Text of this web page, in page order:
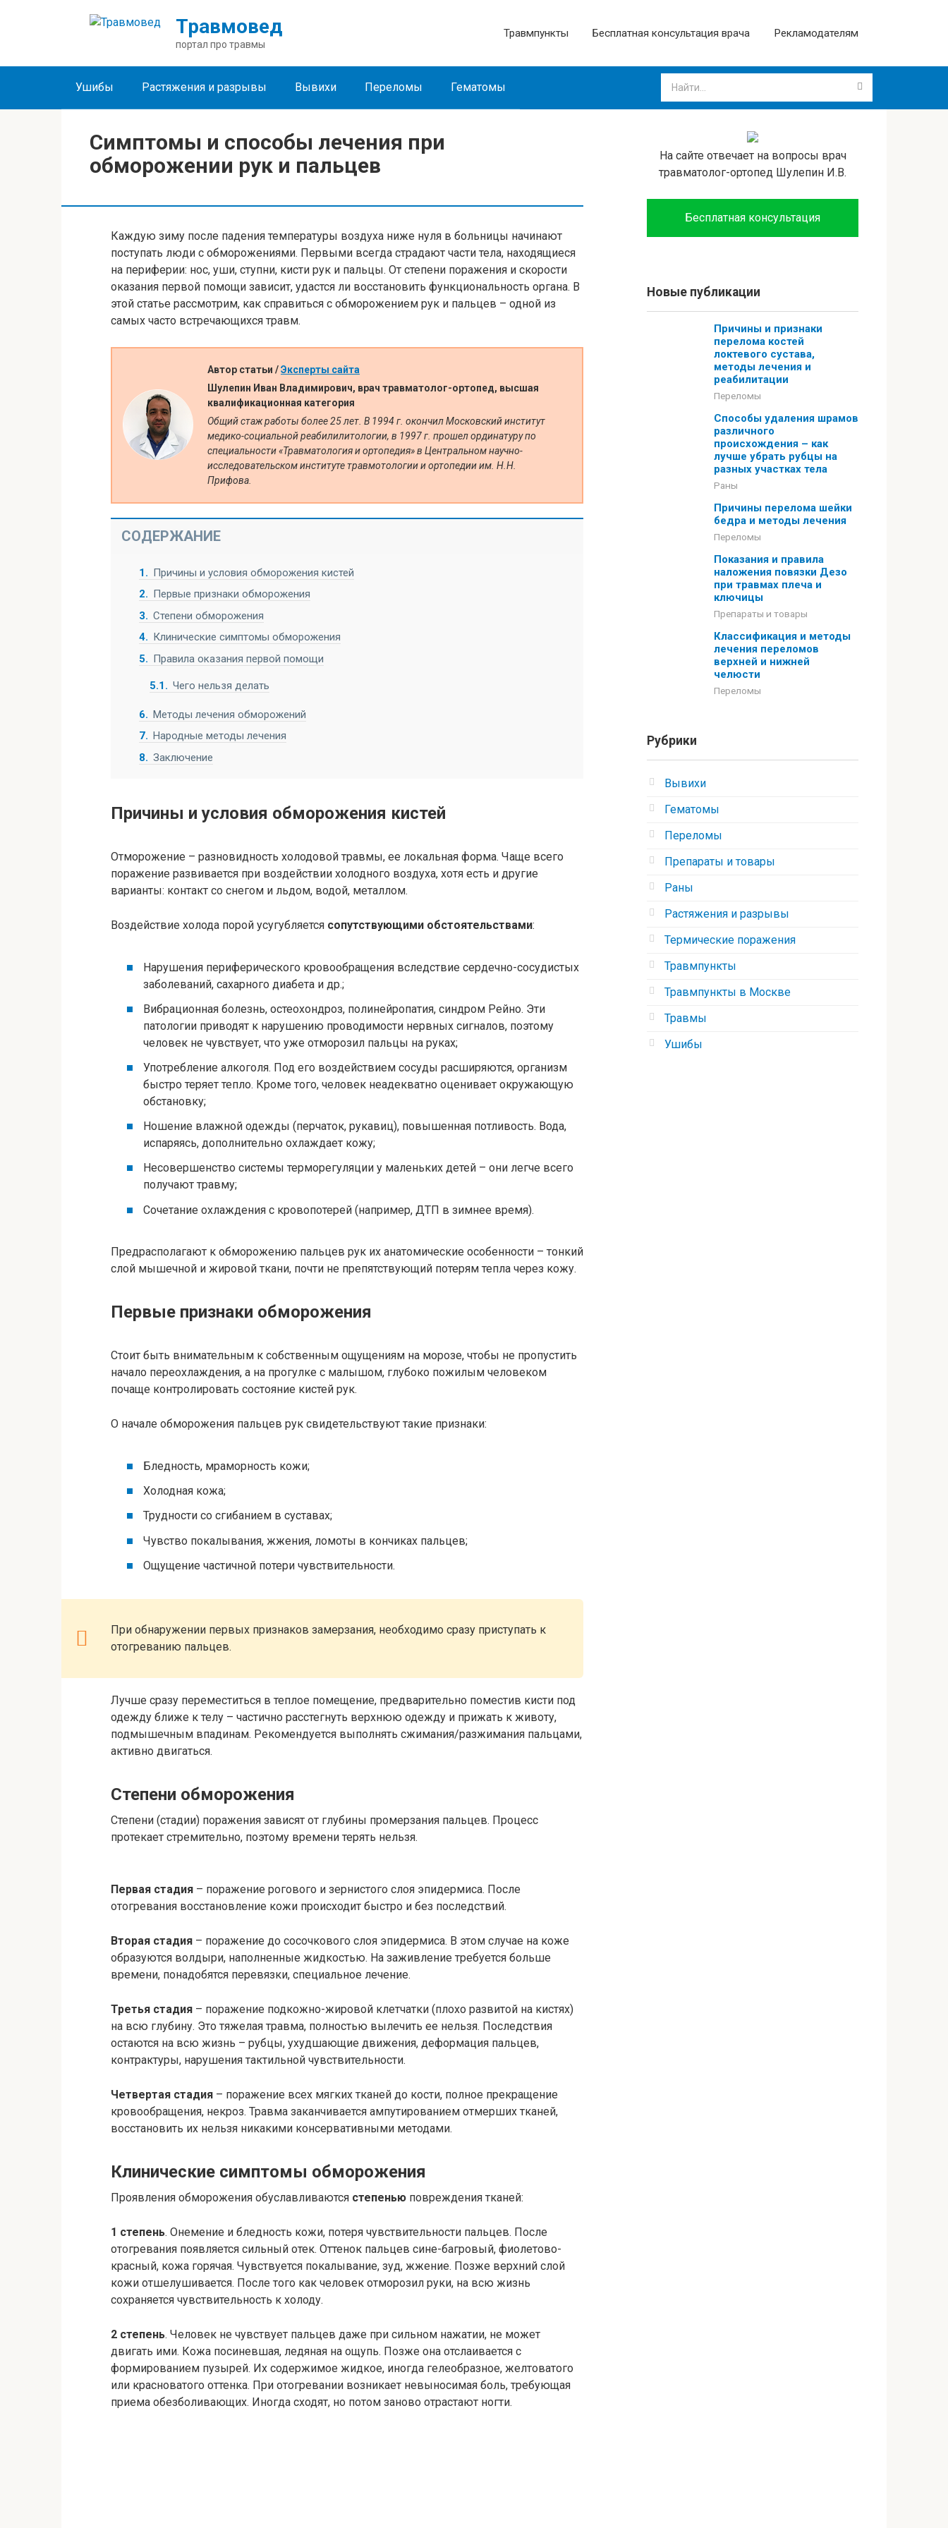
Травмовед
портал про травмы
Травмпункты Бесплатная консультация врача Рекламодателям
Ушибы Растяжения и разрывы Вывихи Переломы Гематомы
Симптомы и способы лечения при
обморожении рук и пальцев
Каждую зиму после падения температуры воздуха ниже нуля в больницы начинают
поступать люди с обморожениями. Первыми всегда страдают части тела, находящиеся
на периферии: нос, уши, ступни, кисти рук и пальцы. От степени поражения и скорости
оказания первой помощи зависит, удастся ли восстановить функциональность органа. В
этой статье рассмотрим, как справиться с обморожением рук и пальцев – одной из
самых часто встречающихся травм.
Автор статьи /Эксперты сайта
Шулепин Иван Владимирович, врач травматолог-ортопед, высшая
квалификационная категория
Общий стаж работы более 25 лет. В 1994 г. окончил Московский институт
медико-социальной реабилилитологии, в 1997 г. прошел ординатуру по
специальности «Травматология и ортопедия» в Центральном научно-
исследовательском институте травмотологии и ортопедии им. Н.Н.
Прифова.
СОДЕРЖАНИЕ
1
Причины и условия обморожения кистей
2
Первые признаки обморожения
3
Степени обморожения
4
Клинические симптомы обморожения
5
Правила оказания первой помощи
5.1 Чего нельзя делать
6
Методы лечения обморожений
7
Народные методы лечения
8
Заключение
Причины и условия обморожения кистей
Отморожение – разновидность холодовой травмы, ее локальная форма. Чаще всего
поражение развивается при воздействии холодного воздуха, хотя есть и другие
варианты: контакт со снегом и льдом, водой, металлом.
Воздействие холода порой усугубляется сопутствующими обстоятельствами:
Нарушения периферического кровообращения вследствие сердечно-сосудистых
заболеваний, сахарного диабета и др.;
Вибрационная болезнь, остеохондроз, полинейропатия, синдром Рейно. Эти
патологии приводят к нарушению проводимости нервных сигналов, поэтому
человек не чувствует, что уже отморозил пальцы на руках;
Употребление алкоголя. Под его воздействием сосуды расширяются, организм
быстро теряет тепло. Кроме того, человек неадекватно оценивает окружающую
обстановку;
Ношение влажной одежды (перчаток, рукавиц), повышенная потливость. Вода,
испаряясь, дополнительно охлаждает кожу;
Несовершенство системы терморегуляции у маленьких детей – они легче всего
получают травму;
Сочетание охлаждения с кровопотерей (например, ДТП в зимнее время).
Предрасполагают к обморожению пальцев рук их анатомические особенности – тонкий
слой мышечной и жировой ткани, почти не препятствующий потерям тепла через кожу.
Первые признаки обморожения
Стоит быть внимательным к собственным ощущениям на морозе, чтобы не пропустить
начало переохлаждения, а на прогулке с малышом, глубоко пожилым человеком
почаще контролировать состояние кистей рук.
О начале обморожения пальцев рук свидетельствуют такие признаки:
Бледность, мраморность кожи;
Холодная кожа;
Трудности со сгибанием в суставах;
Чувство покалывания, жжения, ломоты в кончиках пальцев;
Ощущение частичной потери чувствительности.
При обнаружении первых признаков замерзания, необходимо сразу приступать к
отогреванию пальцев.
Лучше сразу переместиться в теплое помещение, предварительно поместив кисти под
одежду ближе к телу – частично расстегнуть верхнюю одежду и прижать к животу,
подмышечным впадинам. Рекомендуется выполнять сжимания/разжимания пальцами,
активно двигаться.
Степени обморожения
Степени (стадии) поражения зависят от глубины промерзания пальцев. Процесс
протекает стремительно, поэтому времени терять нельзя.
Первая стадия – поражение рогового и зернистого слоя эпидермиса. После
отогревания восстановление кожи происходит быстро и без последствий.
Вторая стадия – поражение до сосочкового слоя эпидермиса. В этом случае на коже
образуются волдыри, наполненные жидкостью. На заживление требуется больше
времени, понадобятся перевязки, специальное лечение.
Третья стадия – поражение подкожно-жировой клетчатки (плохо развитой на кистях)
на всю глубину. Это тяжелая травма, полностью вылечить ее нельзя. Последствия
остаются на всю жизнь – рубцы, ухудшающие движения, деформация пальцев,
контрактуры, нарушения тактильной чувствительности.
Четвертая стадия – поражение всех мягких тканей до кости, полное прекращение
кровообращения, некроз. Травма заканчивается ампутированием отмерших тканей,
восстановить их нельзя никакими консервативными методами.
Клинические симптомы обморожения
Проявления обморожения обуславливаются степенью повреждения тканей:
1 степень. Онемение и бледность кожи, потеря чувствительности пальцев. После
отогревания появляется сильный отек. Оттенок пальцев сине-багровый, фиолетово-
красный, кожа горячая. Чувствуется покалывание, зуд, жжение. Позже верхний слой
кожи отшелушивается. После того как человек отморозил руки, на всю жизнь
сохраняется чувствительность к холоду.
2 степень. Человек не чувствует пальцев даже при сильном нажатии, не может
двигать ими. Кожа посиневшая, ледяная на ощупь. Позже она отслаивается с
формированием пузырей. Их содержимое жидкое, иногда гелеобразное, желтоватого
или красноватого оттенка. При отогревании возникает невыносимая боль, требующая
приема обезболивающих. Иногда сходят, но потом заново отрастают ногти.
На сайте отвечает на вопросы врач
травматолог-ортопед Шулепин И.В.
Бесплатная консультация
Новые публикации
Причины и признаки
перелома костей
локтевого сустава,
методы лечения и
реабилитации
Переломы
Способы удаления шрамов
различного
происхождения – как
лучше убрать рубцы на
разных участках тела
Раны
Причины перелома шейки
бедра и методы лечения
Переломы
Показания и правила
наложения повязки Дезо
при травмах плеча и
ключицы
Препараты и товары
Классификация и методы
лечения переломов
верхней и нижней
челюсти
Переломы
Рубрики
Вывихи
Гематомы
Переломы
Препараты и товары
Раны
Растяжения и разрывы
Термические поражения
Травмпункты
Травмпункты в Москве
Травмы
Ушибы